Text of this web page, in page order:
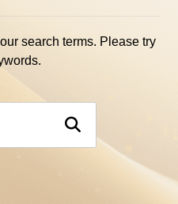
search terms. Please try